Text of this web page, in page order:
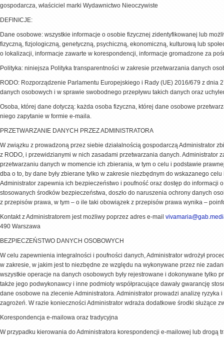
gospodarcza, właściciel marki Wydawnictwo Nieoczywiste
DEFINICJE:
Dane osobowe: wszystkie informacje o osobie fizycznej zidentyfikowanej lub
fizyczną, fizjologiczną, genetyczną, psychiczną, ekonomiczną, kulturową lub
o lokalizacji, informacje zawarte w korespondencji, informacje gromadzone za
Polityka: niniejsza Polityka transparentności w zakresie przetwarzania danych
RODO: Rozporządzenie Parlamentu Europejskiego i Rady (UE) 2016/679 z
danych osobowych i w sprawie swobodnego przepływu takich danych oraz
Osoba, której dane dotyczą: każda osoba fizyczna, której dane osobowe
niego zapytanie w formie e-maila.
PRZETWARZANIE DANYCH PRZEZ ADMINISTRATORA
W związku z prowadzoną przez siebie działalnością gospodarczą Administrator
z RODO, i przewidzianymi w nich zasadami przetwarzania danych.
przetwarzaniu danych w momencie ich zbierania, w tym o celu i podstawie
dba o to, by dane były zbierane tylko w zakresie niezbędnym do wskazanego
Administrator zapewnia ich bezpieczeństwo i poufność oraz dostęp do informacji
stosowanych środków bezpieczeństwa, doszło do naruszenia ochrony danych
z przepisów prawa, w tym – o ile taki obowiązek z przepisów prawa wynika –
Kontakt z Administratorem jest możliwy poprzez adres e-mail
490 Warszawa
BEZPIECZEŃSTWO DANYCH OSOBOWYCH
W celu zapewnienia integralności i poufności danych, Administrator wdrożył
w zakresie, w jakim jest to niezbędne ze względu na wykonywane przez nie
wszystkie operacje na danych osobowych były rejestrowane i dokonywane tylko
także jego podwykonawcy i inne podmioty współpracujące dawały gwarancję
dane osobowe na zlecenie Administratora. Administrator prowadzi analizę
zagrożeń. W razie konieczności Administrator wdraża dodatkowe środki służące
Korespondencja e-mailowa oraz tradycyjna
W przypadku kierowania do Administratora korespondencji e-mailowej lub drogą